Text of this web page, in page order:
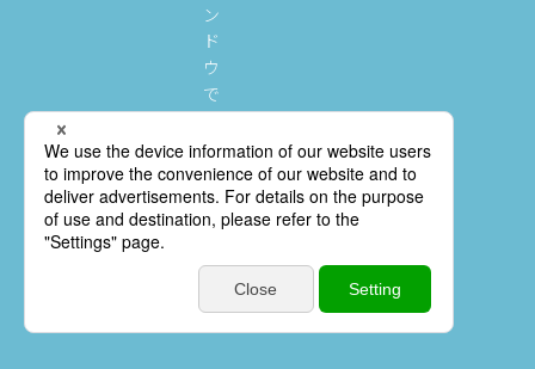
クレジットポリシー
「加盟店情報交換制度」に関するご案内
Copyright © Orient Corporation. All Rights Reserved.